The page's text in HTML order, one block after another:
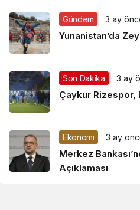
Gündem 3 ay
Yunanistan’da
Son Dakika 3 ay
Çaykur Rizespor,
Ekonomi 3 ay
Merkez
Açıklaması